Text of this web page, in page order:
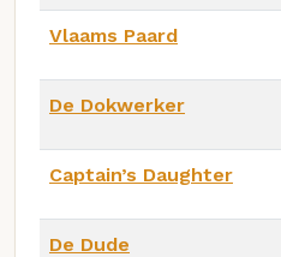
Vlaams Paard
De Dokwerker
Captain’s Daughter
De Dude